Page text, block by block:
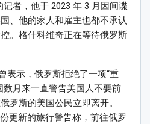
记者，他于 2023 年 3 月因间谍
、他的家人和雇主也都不承认
。格什科维奇正在等待俄罗斯
表示，俄罗斯拒绝了一项“重
数月来一直警告美国人不要前
罗斯的美国公民立即离开。
更新的旅行警告称，前往俄罗